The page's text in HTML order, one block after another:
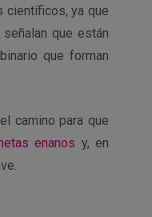
científicos, ya que
que están
que forman
camino para que
enanos y, en